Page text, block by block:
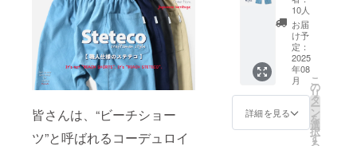
皆さんは、“ビーチショー
ツ”と呼ばれるコーデュロイ
にて速
やかに
お届け
時期の
ご報告
をさせ
ていた
す。 不
明点は
状況、
仕様部
材の供
給状
況、製
造工程
上の都
合によ
り出荷
プロ
ジェク
ト本文
に記載
してお
りま
す。 ※
デザイ
ン・仕
【職人
仕様の
ステテ
コ】
ビーチ
ステテ
コ サッ
クス 早
割
¥4,620(
税、送
10人
お届
け予
定：
2025
年08
月
詳細を見る
こ
の
リ
タ
ー
ン
を
選
択
す